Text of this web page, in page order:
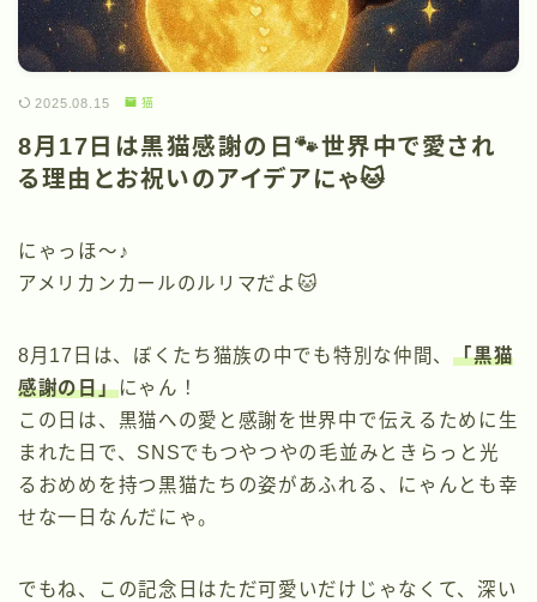
2025.08.15 猫
8月17日は黒猫感謝の日🐾世界中で愛され
る理由とお祝いのアイデアにゃ🐱
にゃっほ〜♪
アメリカンカールのルリマだよ🐱
8月17日は、ぼくたち猫族の中でも特別な仲間、「黒猫
感謝の日」にゃん！
この日は、黒猫への愛と感謝を世界中で伝えるために生
まれた日で、SNSでもつやつやの毛並みときらっと光
るおめめを持つ黒猫たちの姿があふれる、にゃんとも幸
せな一日なんだにゃ。
でもね、この記念日はただ可愛いだけじゃなくて、深い